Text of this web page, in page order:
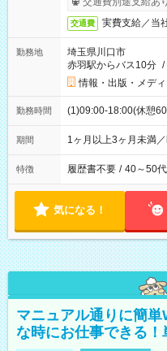
交通費 実費支給／当
勤務地
埼玉県川口市
赤羽駅からバス10分 /
情報・出版・メデ
勤務時間 (1)09:00-18:00(休憩
期間 1ヶ月以上3ヶ月未満
特徴 履歴書不要 / 40～50
気になる！
マニュアル通りに簡
な時にお仕事できる